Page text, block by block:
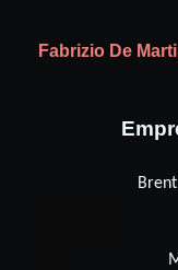
Fabrizio De